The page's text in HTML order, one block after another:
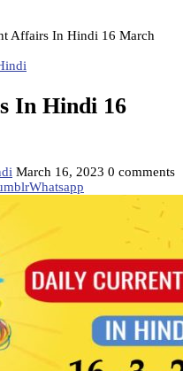
Affairs In Hindi 16 March
In Hindi 16
March 16, 2023 0 comments
Whatsapp